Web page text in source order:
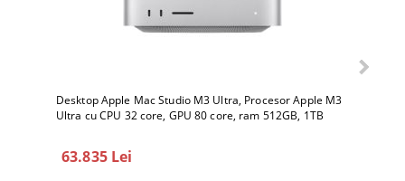
Desktop Apple Mac Studio M3 Ultra, Procesor Apple M3
Ultra cu CPU 32 core, GPU 80 core, ram 512GB, 1TB
63.835 Lei